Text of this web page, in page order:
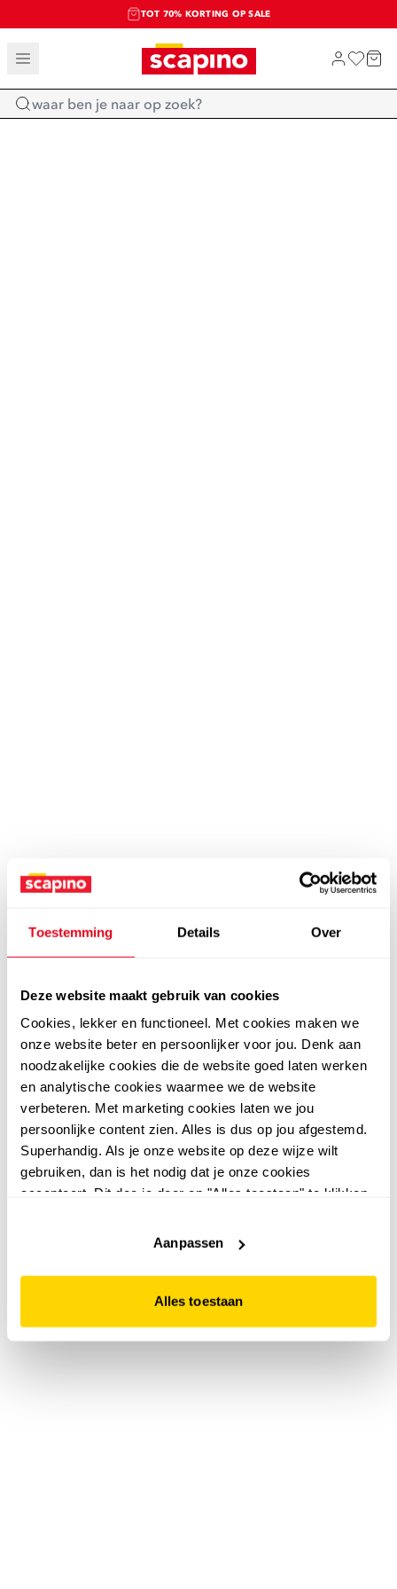
Toestemming Details Over
Deze website maakt gebruik van cookies
Cookies, lekker en functioneel. Met cookies maken we
onze website beter en persoonlijker voor jou. Denk aan
noodzakelijke cookies die de website goed laten werken
en analytische cookies waarmee we de website
verbeteren. Met marketing cookies laten we jou
persoonlijke content zien. Alles is dus op jou afgestemd.
Superhandig. Als je onze website op deze wijze wilt
gebruiken, dan is het nodig dat je onze cookies
accepteert. Dit doe je door op "Alles toestaan" te klikken.
website niet optimaal functioneert.
Aanpassen
Alles toestaan
TOT 70% KORTING OP SALE
SALE: LAATSTE KANS!
SHOP NIEUW
Home